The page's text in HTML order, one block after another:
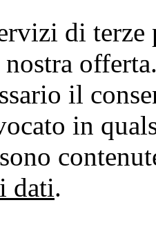
di terze
il
in
dati.